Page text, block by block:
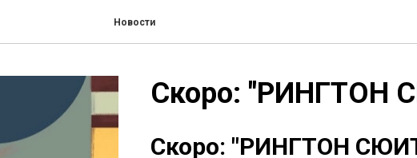
Новости
Скоро: "РИНГТОН
Скоро: "РИНГТОН